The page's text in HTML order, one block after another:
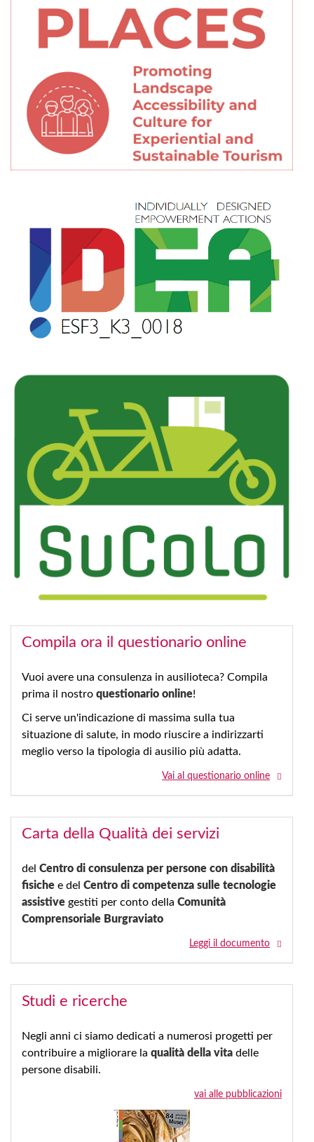
Compila ora il questionario online
Vuoi avere una consulenza in ausilioteca? Compila
prima il nostro questionario online!
Ci serve un'indicazione di massima sulla tua
situazione di salute, in modo riuscire a indirizzarti
meglio verso la tipologia di ausilio più adatta.
Vai al questionario online
Carta della Qualità dei servizi
del Centro di consulenza per persone con disabilità
fisiche e del Centro di competenza sulle tecnologie
assistive gestiti per conto della Comunità
Comprensoriale Burgraviato
Leggi il documento
Studi e ricerche
Negli anni ci siamo dedicati a numerosi progetti per
contribuire a migliorare la qualità della vita delle
persone disabili.
vai alle pubblicazioni